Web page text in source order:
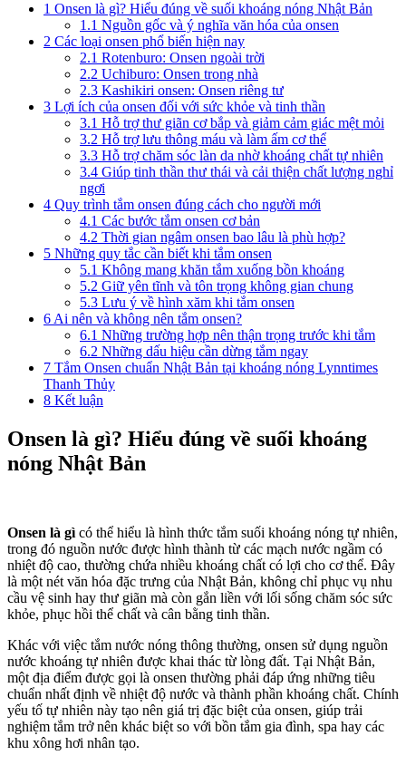
1 Onsen là gì? Hiểu đúng về suối khoáng nóng Nhật Bản
1.1 Nguồn gốc và ý nghĩa văn hóa của onsen
2 Các loại onsen phổ biến hiện nay
2.1 Rotenburo: Onsen ngoài trời
2.2 Uchiburo: Onsen trong nhà
2.3 Kashikiri onsen: Onsen riêng tư
3 Lợi ích của onsen đối với sức khỏe và tinh thần
3.1 Hỗ trợ thư giãn cơ bắp và giảm cảm giác mệt mỏi
3.2 Hỗ trợ lưu thông máu và làm ấm cơ thể
3.3 Hỗ trợ chăm sóc làn da nhờ khoáng chất tự nhiên
3.4 Giúp tinh thần thư thái và cải thiện chất lượng nghỉ
ngơi
4 Quy trình tắm onsen đúng cách cho người mới
4.1 Các bước tắm onsen cơ bản
4.2 Thời gian ngâm onsen bao lâu là phù hợp?
5 Những quy tắc cần biết khi tắm onsen
5.1 Không mang khăn tắm xuống bồn khoáng
5.2 Giữ yên tĩnh và tôn trọng không gian chung
5.3 Lưu ý về hình xăm khi tắm onsen
6Ai nên và không nên tắm onsen?
6.1 Những trường hợp nên thận trọng trước khi tắm
6.2 Những dấu hiệu cần dừng tắm ngay
7 Tắm Onsen chuẩn Nhật Bản tại khoáng nóng Lynntimes
Thanh Thủy
8 Kết luận
Onsen là gì? Hiểu đúng về suối khoáng
nóng Nhật Bản
Onsen là gì có thể hiểu là hình thức tắm suối khoáng nóng tự nhiên,
trong đó nguồn nước được hình thành từ các mạch nước ngầm có
nhiệt độ cao, thường chứa nhiều khoáng chất có lợi cho cơ thể. Đây
là một nét văn hóa đặc trưng của Nhật Bản, không chỉ phục vụ nhu
cầu vệ sinh hay thư giãn mà còn gắn liền với lối sống chăm sóc sức
khỏe, phục hồi thể chất và cân bằng tinh thần.
Khác với việc tắm nước nóng thông thường, onsen sử dụng nguồn
nước khoáng tự nhiên được khai thác từ lòng đất. Tại Nhật Bản,
một địa điểm được gọi là onsen thường phải đáp ứng những tiêu
chuẩn nhất định về nhiệt độ nước và thành phần khoáng chất. Chính
yếu tố tự nhiên này tạo nên giá trị đặc biệt của onsen, giúp trải
nghiệm tắm trở nên khác biệt so với bồn tắm gia đình, spa hay các
khu xông hơi nhân tạo.